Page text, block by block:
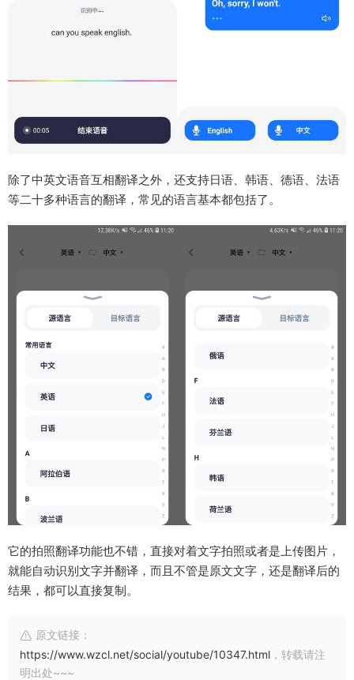
除了中英文语音互相翻译之外，还支持日语、韩语、德语、法语
等二十多种语言的翻译，常见的语言基本都包括了。
它的拍照翻译功能也不错，直接对着文字拍照或者是上传图片，
就能自动识别文字并翻译，而且不管是原文文字，还是翻译后的
结果，都可以直接复制。
原文链接：
https://www.wzcl.net/social/youtube/10347.html ，转载请注
明出处~~~